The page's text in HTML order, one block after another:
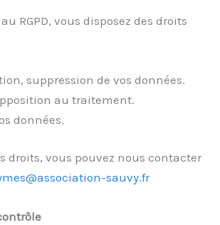
RGPD, vous disposez des droits
suppression de vos données.
au traitement.
données.
droits, vous pouvez nous contacter
sauvy.fr